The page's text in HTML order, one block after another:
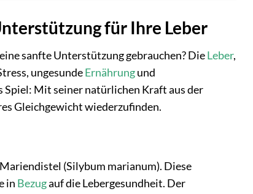
für Ihre Leber
sanfte Unterstützung gebrauchen? DieLeber,
ungesundeErnährungund
Spiel: Mit seiner natürlichen Kraft aus der
Gleichgewicht wiederzufinden.
(Silybum marianum). Diese
in Bezugauf die Lebergesundheit. Der